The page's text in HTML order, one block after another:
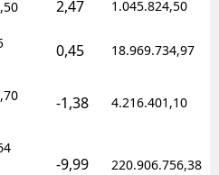
2,47 1.045.824,50
0,45 18.969.734,97
-1,38 4.216.401,10
-9,99 220.906.756,38